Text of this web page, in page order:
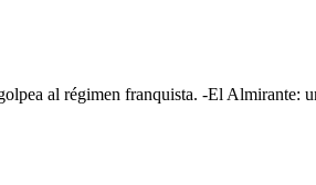
al régimen franquista. -El Almirante: